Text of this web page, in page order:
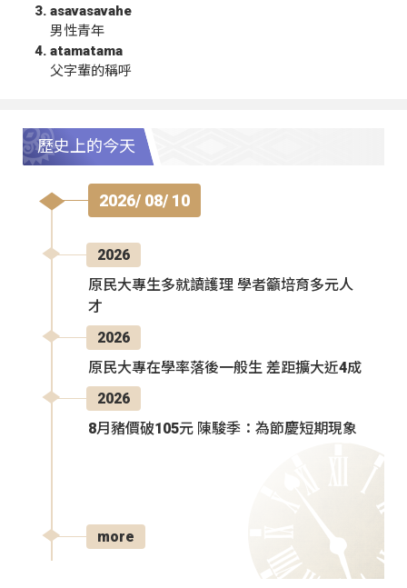
asavasavahe
男性青年
atamatama
父字輩的稱呼
歷史上的今天
2026/ 08/ 10
2026
原民大專生多就讀護理 學者籲培育多元人
才
2026
原民大專在學率落後一般生 差距擴大近4成
2026
8月豬價破105元 陳駿季：為節慶短期現象
more